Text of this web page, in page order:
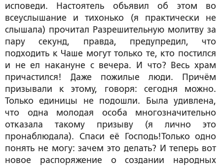
исповеди. Настоятель объявил об этом во
всеуслышание и тихонько (я практически не
слышала) прочитал Разрешительную молитву за
пару секунд, правда, предупредил, что
подходить к Чаше могут только те, кто постился
и не ел накануне с вечера. И что? Весь храм
причастился! Даже пожилые люди. Причём
призывали к этому, говоря: сегодня можно.
Только единицы не подошли. Была удивлена,
что одна молодая особа многозначительно
отказала такому призыву (я лично это
пронаблюдала). Спаси её Господь!Только одно
понять не могу: зачем это делать? И теперь вот
новое распоряжение о создании народных